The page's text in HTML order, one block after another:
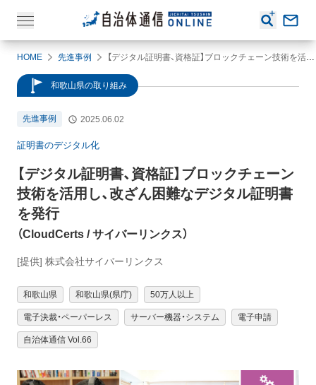
HOME 先進事例 【デジタル証明書、資格証】ブロックチェーン技術を活用し、改ざん困難なデジタル証明書を発行（CloudCerts / サイバーリンクス）
和歌山県の取り組み
先進事例 2025.06.02
証明書のデジタル化
【デジタル証明書、資格証】 ブロックチェーン
技術を活用し、改ざん困難なデジタル証明書
を発行
（CloudCerts / サイバーリンクス）
[提供] 株式会社サイバーリンクス
和歌山県 和歌山県(県庁) 50万人以上
電子決裁・ペーパーレス サーバー機器・システム 電子申請
自治体通信 Vol.66